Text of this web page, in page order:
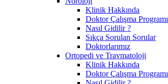
Klinik Hakkında
Doktor Çalışma Programı
Nasıl Gidilir ?
Sıkça Sorulan Sorular
Doktorlarımız
Ortopedi ve Travmatoloji
Klinik Hakkında
Doktor Çalışma Programı